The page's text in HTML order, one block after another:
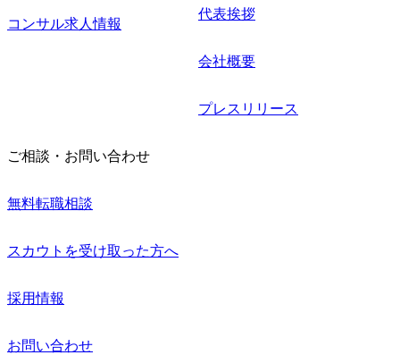
コンサル求人情報
代表挨拶
会社概要
プレスリリース
ご相談・お問い合わせ
無料転職相談
スカウトを受け取った方へ
採用情報
お問い合わせ